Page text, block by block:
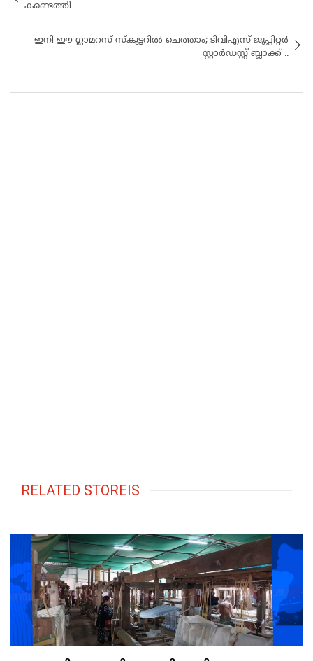
കണ്ടെത്തി
ഇനി ഈ ഗ്ലാമറസ് സ്കൂട്ടറിൽ ചെത്താം; ടിവിഎസ് ജൂപ്പിറ്റർ
സ്റ്റാർഡസ്റ്റ് ബ്ലാക്ക് ..
RELATED STOREIS